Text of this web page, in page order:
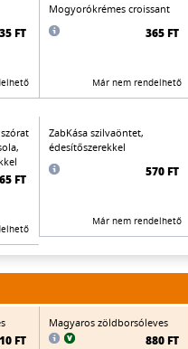
FT
Mogyorókrémes croissant
365 FT
Már nem rendelhető
FT
ZabKása szilvaöntet,
édesítőszerekkel
570 FT
Már nem rendelhető
FT
Magyaros zöldborsóleves
880 FT